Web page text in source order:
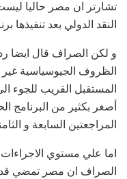
تشارتر ان مصر حاليا
النقد الدولي بعد تنفيذها
و لكن الصراف قال ايضا
الظروف الجيوسياسية
المستقبل القريب للجوء
أصغر بكثير من البرنامج
المراجعتين السابعة و
اما علي مستوي
الصراف ان مصر تمضي